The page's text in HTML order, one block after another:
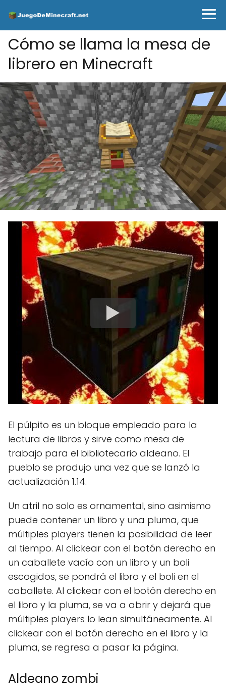
Cómo se llama la mesa de
librero en Minecraft
El púlpito es un bloque empleado para la
lectura de libros y sirve como mesa de
trabajo para el bibliotecario aldeano. El
pueblo se produjo una vez que se lanzó la
actualización 1.14.
Un atril no solo es ornamental, sino asimismo
puede contener un libro y una pluma, que
múltiples players tienen la posibilidad de leer
al tiempo. Al clickear con el botón derecho en
un caballete vacío con un libro y un boli
escogidos, se pondrá el libro y el boli en el
caballete. Al clickear con el botón derecho en
el libro y la pluma, se va a abrir y dejará que
múltiples players lo lean simultáneamente. Al
clickear con el botón derecho en el libro y la
pluma, se regresa a pasar la página.
Aldeano zombi